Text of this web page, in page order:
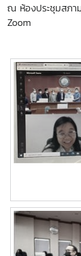
ณ ห้องประชุมสภา
Zoom